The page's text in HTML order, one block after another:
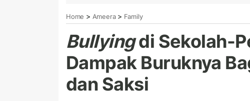
Home > Ameera> Family
Bullyingdi Sekolah-
Dampak Buruknya
dan Saksi